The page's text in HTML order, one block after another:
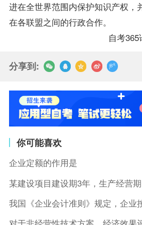
进在全世界范围内保护知识产权，
在各联盟之间的行政合作。
自考
分享到:
你可能喜欢
企业定额的作用是